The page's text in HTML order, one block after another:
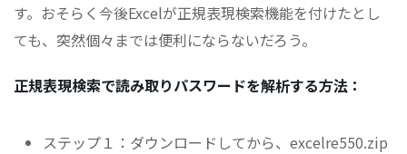
す。おそらく今後Excelが正規表現検索機能を付けたとし
ても、突然個々までは便利にならないだろう。
正規表現検索で読み取りパスワードを解析する方法：
ステップ１：ダウンロードしてから、excelre550.zip